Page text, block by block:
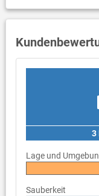
3
Lage und
Sauberkeit